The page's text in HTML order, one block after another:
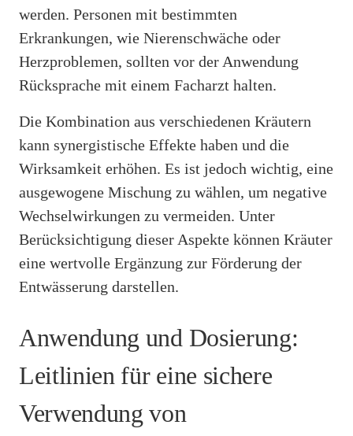
werden. Personen mit bestimmten
Erkrankungen, wie Nierenschwäche oder
Herzproblemen, sollten vor der Anwendung
Rücksprache mit einem Facharzt halten.
Die Kombination aus verschiedenen Kräutern
kann synergistische Effekte haben und die
Wirksamkeit erhöhen. Es ist jedoch wichtig, eine
ausgewogene Mischung zu wählen, um negative
Wechselwirkungen zu vermeiden. Unter
Berücksichtigung dieser Aspekte können Kräuter
eine wertvolle Ergänzung zur Förderung der
Entwässerung darstellen.
Anwendung und Dosierung:
Leitlinien für eine sichere
Verwendung von